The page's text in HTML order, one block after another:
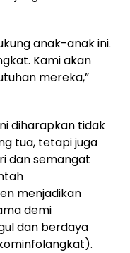
anak-anak ini.
Kami akan
mereka,”
diharapkan tidak
tua, tetapi juga
dan semangat
menjadikan
demi
dan berdaya